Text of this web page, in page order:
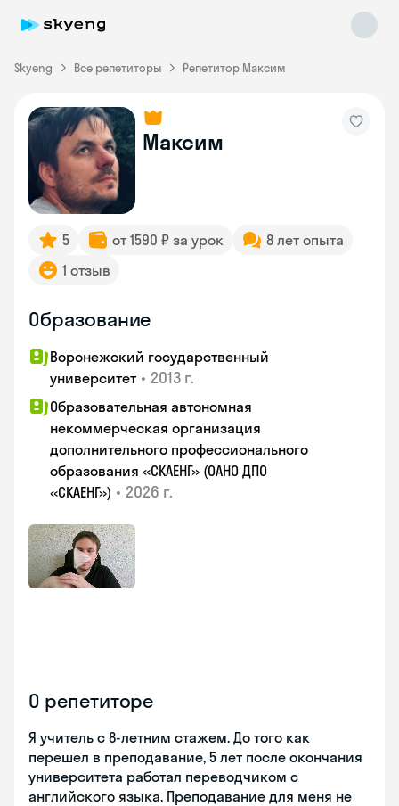
Skyeng Все репетиторы Репетитор Максим
Максим
5 от 1590 ₽ за урок
8 лет опыта
1 отзыв
Образование
Воронежский государственный
университет • 2013 г.
Образовательная автономная
некоммерческая организация
дополнительного профессионального
образования «СКАЕНГ» (ОАНО ДПО
«СКАЕНГ») • 2026 г.
О репетиторе
Я учитель с 8-летним стажем. До того как
перешел в преподавание, 5 лет после окончания
университета работал переводчиком с
английского языка. Преподавание для меня не
Skyeng Chat
online